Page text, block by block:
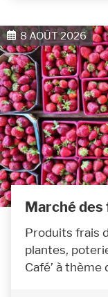
8 AOÛT 2026
Marché
Produits frais
plantes,
Café’ à